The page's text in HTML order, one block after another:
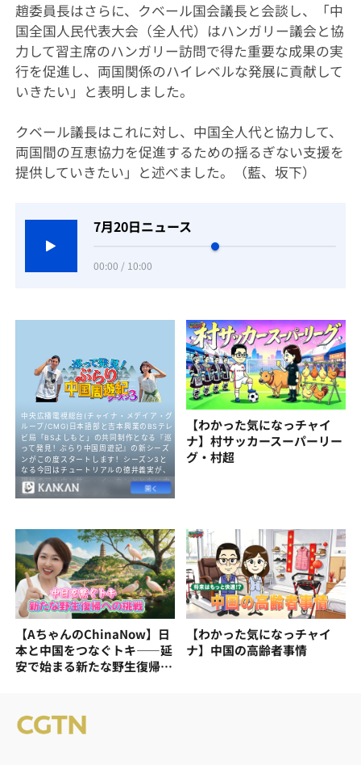
趙委員長はさらに、クベール国会議長と会談し、「中
国全国人民代表大会（全人代）はハンガリー議会と協
力して習主席のハンガリー訪問で得た重要な成果の実
行を促進し、両国関係のハイレベルな発展に貢献して
いきたい」と表明しました。
クベール議長はこれに対し、中国全人代と協力して、
両国間の互恵協力を促進するための揺るぎない支援を
提供していきたい」と述べました。（藍、坂下）
7月20日ニュース
00:00 / 10:00
【わかった気になっチャイ
ナ】村サッカースーパーリー
グ・村超
【AちゃんのChinaNow】日
本と中国をつなぐトキ——延
安で始まる新たな野生復帰へ
【わかった気になっチャイ
ナ】中国の高齢者事情